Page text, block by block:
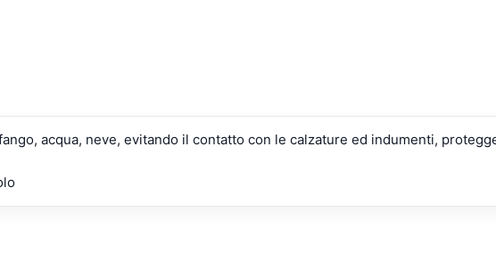
acqua, neve, evitando il contatto con le calzature ed indumenti,